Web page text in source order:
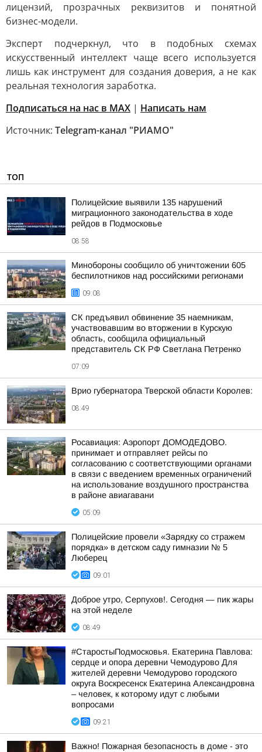
лицензий, прозрачных реквизитов и понятной
бизнес-модели.
Эксперт подчеркнул, что в подобных схемах
искусственный интеллект чаще всего используется
лишь как инструмент для создания доверия, а не как
реальная технология заработка.
Подписаться на нас в MAX | Написать нам
Источник: Telegram-канал "РИАМО"
ТОП
Полицейские выявили 135 нарушений
миграционного законодательства в ходе
рейдов в Подмосковье
08:58
Минобороны сообщило об уничтожении 605
беспилотников над российскими регионами
09:08
СК предъявил обвинение 35 наемникам,
участвовавшим во вторжении в Курскую
область, сообщила официальный
представитель СК РФ Светлана Петренко
07:09
Врио губернатора Тверской области Королев:
08:49
Росавиация: Аэропорт ДОМОДЕДОВО.
принимает и отправляет рейсы по
согласованию с соответствующими органами
в связи с введением временных ограничений
на использование воздушного пространства
в районе авиагавани
05:09
Полицейские провели «Зарядку со стражем
порядка» в детском саду гимназии № 5
Люберец
09:01
Доброе утро, Серпухов!. Сегодня — пик жары
на этой неделе
08:49
#СтаростыПодмосковья. Екатерина Павлова:
сердце и опора деревни Чемодурово Для
жителей деревни Чемодурово городского
округа Воскресенск Екатерина Александровна
– человек, к которому идут с любыми
вопросами
09:21
Важно! Пожарная безопасность в доме - это